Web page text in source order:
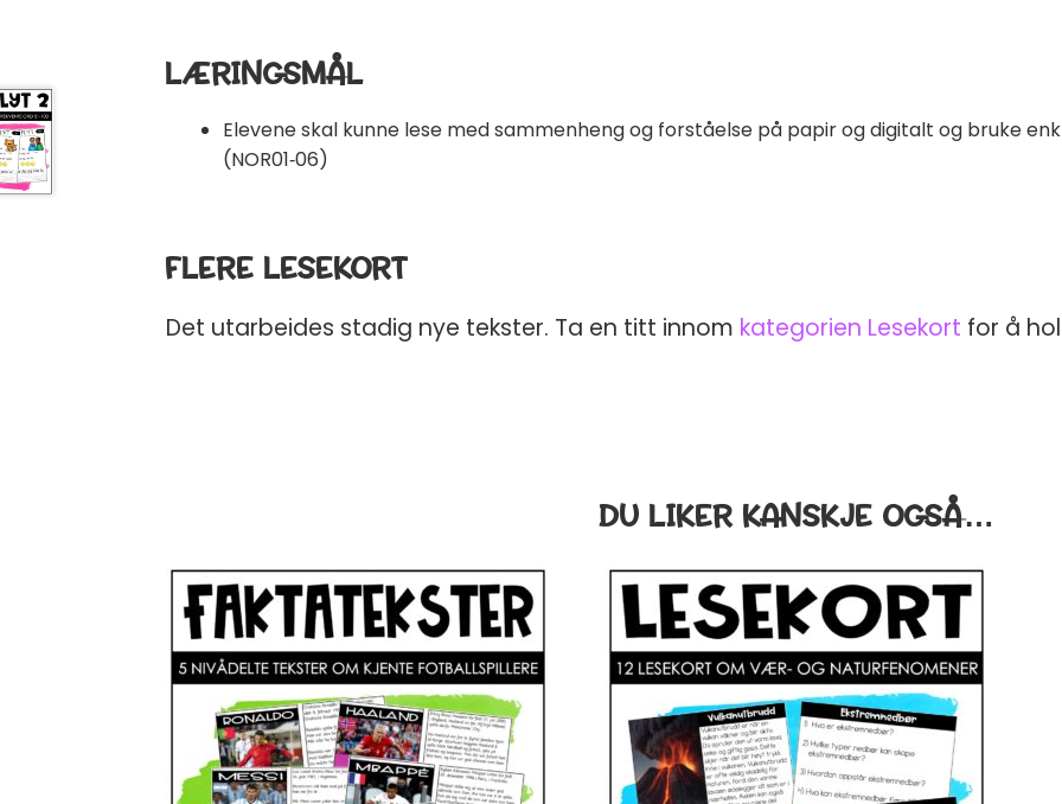
LÆRINGSMÅL
Elevene skal kunne lese med sammenheng og forståelse på papir og digitalt og bruke
(NOR01‑06)
FLERE LESEKORT
Det utarbeides stadig nye tekster. Ta en titt innom kategorien Lesekort for å
DU LIKER KANSKJE OGSÅ…
undervisningsmateriell rett i innboksen
FUNtastic. Du kan melde deg av når som helst.